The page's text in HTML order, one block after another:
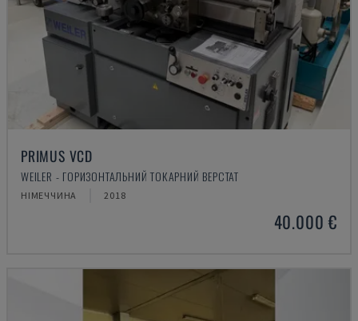
PRIMUS VCD
WEILER - ГОРИЗОНТАЛЬНИЙ ТОКАРНИЙ ВЕРСТАТ
НІМЕЧЧИНА 2018
40.000 €